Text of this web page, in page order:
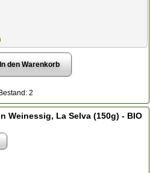
2
Weinessig, La Selva (150g) - BIO